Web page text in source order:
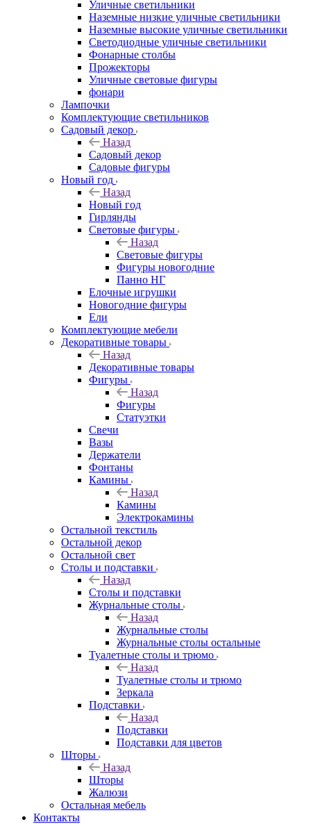
Уличные светильники
Наземные низкие уличные светильники
Наземные высокие уличные светильники
Светодиодные уличные светильники
Фонарные столбы
Прожекторы
Уличные световые фигуры
фонари
Лампочки
Комплектующие светильников
Садовый декор
Назад
Садовый декор
Садовые фигуры
Новый год
Назад
Новый год
Гирлянды
Световые фигуры
Назад
Световые фигуры
Фигуры новогодние
Панно НГ
Елочные игрушки
Новогодние фигуры
Ели
Комплектующие мебели
Декоративные товары
Назад
Декоративные товары
Фигуры
Назад
Фигуры
Статуэтки
Свечи
Вазы
Держатели
Фонтаны
Камины
Назад
Камины
Электрокамины
Остальной текстиль
Остальной декор
Остальной свет
Столы и подставки
Назад
Столы и подставки
Журнальные столы
Назад
Журнальные столы
Журнальные столы остальные
Туалетные столы и трюмо
Назад
Туалетные столы и трюмо
Зеркала
Подставки
Назад
Подставки
Подставки для цветов
Шторы
Назад
Шторы
Жалюзи
Остальная мебель
Контакты